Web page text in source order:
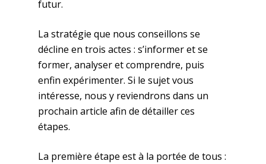
futur.
La stratégie que nous conseillons se
décline en trois actes : s’informer et se
former, analyser et comprendre, puis
enfin expérimenter. Si le sujet vous
intéresse, nous y reviendrons dans un
prochain article afin de détailler ces
étapes.
La première étape est à la portée de tous :